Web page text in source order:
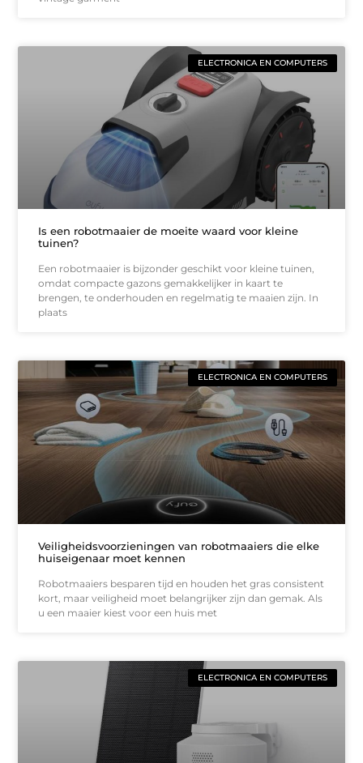
ELECTRONICA EN COMPUTERS
Is een robotmaaier de moeite waard voor kleine
tuinen?
Een robotmaaier is bijzonder geschikt voor kleine tuinen,
omdat compacte gazons gemakkelijker in kaart te
brengen, te onderhouden en regelmatig te maaien zijn. In
plaats
ELECTRONICA EN COMPUTERS
Veiligheidsvoorzieningen van robotmaaiers die elke
huiseigenaar moet kennen
Robotmaaiers besparen tijd en houden het gras consistent
kort, maar veiligheid moet belangrijker zijn dan gemak. Als
u een maaier kiest voor een huis met
ELECTRONICA EN COMPUTERS